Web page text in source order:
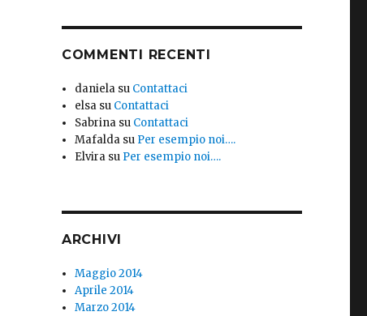
COMMENTI RECENTI
daniela su Contattaci
elsa su Contattaci
Sabrina su Contattaci
Mafalda su Per esempio noi….
Elvira su Per esempio noi….
ARCHIVI
Maggio 2014
Aprile 2014
Marzo 2014